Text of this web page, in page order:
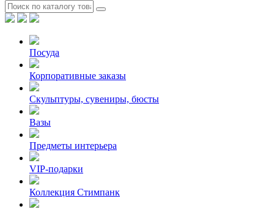
Посуда
Корпоративные заказы
Скульптуры, сувениры, бюсты
Вазы
Предметы интерьера
VIP-подарки
Коллекция Стимпанк